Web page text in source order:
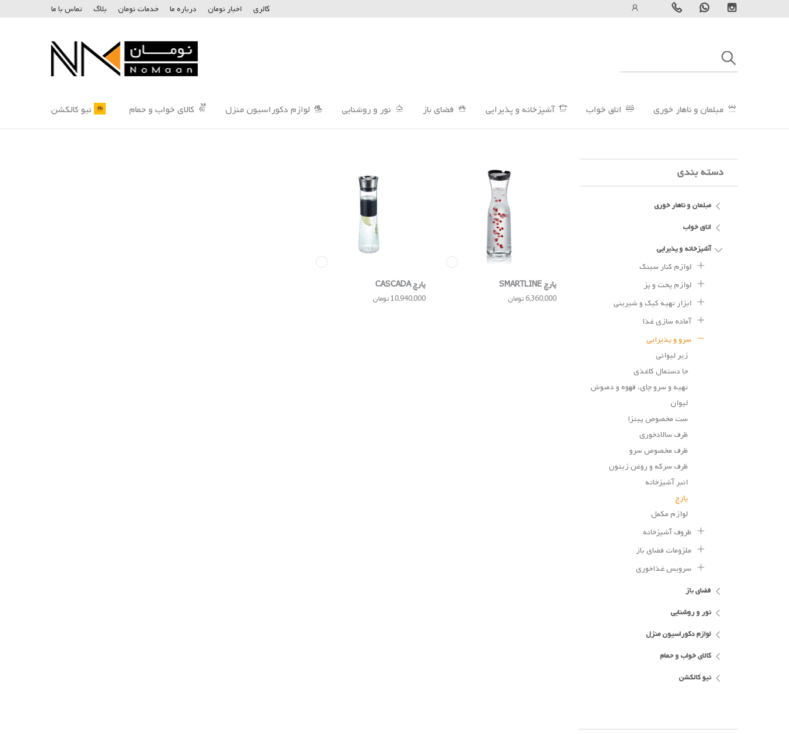
گالری اخبار نومان درباره ما خدمات نومان بلاگ تماس با ما
مبلمان و ناهار خوری اتاق خواب آشپزخانه و پذیرایی فضای باز نور و روشنایی لوازم دکوراسیون منزل کالای خواب و حمام نیو کالکشن
پارچ SMARTLINE
6,360,000 تومان
پارچ CASCADA
10,940,000 تومان
دسته بندی
مبلمان و ناهار خوری
اتاق خواب
آشپزخانه و پذیرایی
لوازم کنار سینک
لوازم پخت و پز
ابزار تهیه کیک و شیرینی
آماده سازی غذا
سرو و پذیرایی
زیر لیوانی
جا دستمال کاغذی
تهیه و سرو چای، قهوه و دمنوش
لیوان
ست مخصوص پیتزا
ظرف سالادخوری
ظرف مخصوص سرو
ظرف سرکه و روغن زیتون
انبر آشپزخانه
پارچ
لوازم مکمل
ظروف آشپزخانه
ملزومات فضای باز
سرویس غذاخوری
فضای باز
نور و روشنایی
لوازم دکوراسیون منزل
کالای خواب و حمام
نیو کالکشن